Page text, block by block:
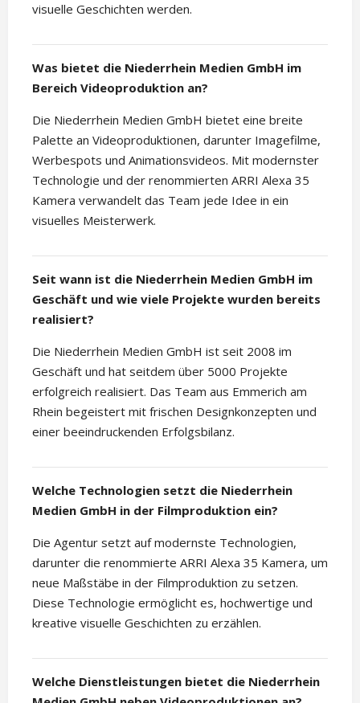
visuelle Geschichten werden.
Was bietet die Niederrhein Medien GmbH im
Bereich Videoproduktion an?
Die Niederrhein Medien GmbH bietet eine breite
Palette an Videoproduktionen, darunter Imagefilme,
Werbespots und Animationsvideos. Mit modernster
Technologie und der renommierten ARRI Alexa 35
Kamera verwandelt das Team jede Idee in ein
visuelles Meisterwerk.
Seit wann ist die Niederrhein Medien GmbH im
Geschäft und wie viele Projekte wurden bereits
realisiert?
Die Niederrhein Medien GmbH ist seit 2008 im
Geschäft und hat seitdem über 5000 Projekte
erfolgreich realisiert. Das Team aus Emmerich am
Rhein begeistert mit frischen Designkonzepten und
einer beeindruckenden Erfolgsbilanz.
Welche Technologien setzt die Niederrhein
Medien GmbH in der Filmproduktion ein?
Die Agentur setzt auf modernste Technologien,
darunter die renommierte ARRI Alexa 35 Kamera, um
neue Maßstäbe in der Filmproduktion zu setzen.
Diese Technologie ermöglicht es, hochwertige und
kreative visuelle Geschichten zu erzählen.
Welche Dienstleistungen bietet die Niederrhein